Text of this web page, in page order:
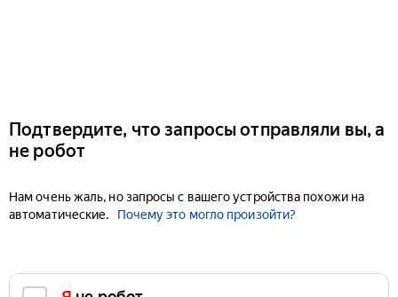
Подтвердите, что запросы отправляли вы, а
не робот
Нам очень жаль, но запросы с вашего устройства похожи на
автоматические.
Почему это могло произойти?